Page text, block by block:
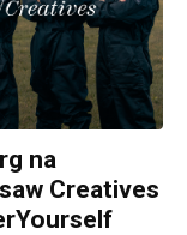
na
Creatives